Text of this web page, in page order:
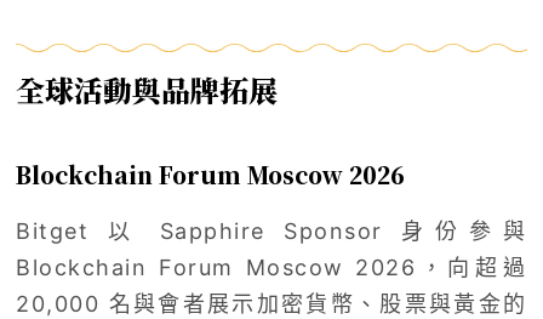
全球活動與品牌拓展
Blockchain Forum Moscow 2026
Bitget 以 Sapphire Sponsor 身份參與
Blockchain Forum Moscow 2026，向超過
20,000 名與會者展示加密貨幣、股票與黃金的